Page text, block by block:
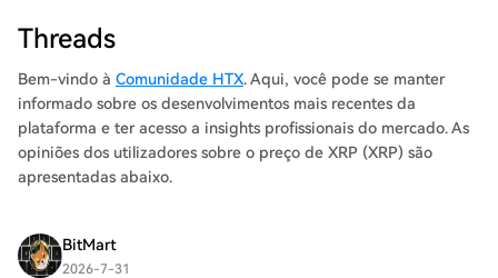
EVM-compatible applications, giving XRP
programmable functionality its native ledger wasn't
designed for. The process currently involves minting
FXRP on Flare and bridging to Ethereum, with direct
minting from the XRP Ledger to Ethereum in
development to streamline the process. FXRP's presence
in DeFi was already growing prior to this integration,
markets, liquidity pools, and yield strategies. Network
data shows active use of FXRP in DeFi protocols,
"XRP Rewards Scanner" service that uses fabricated
screenshots to claim users can reclaim unclaimed XRP.
The advisory aligns with warnings from U.S. agencies
like the FBI, FTC, and SEC about the rise in
cryptocurrency fraud involving identity spoofing and
fake investment schemes. Users are urged to never
communications through official channels, and to
scrutinize all transactions before signing.
Threads
Bem-vindo à Comunidade HTX. Aqui, você pode se manter
informado sobre os desenvolvimentos mais recentes da
plataforma e ter acesso a insights profissionais do mercado. As
opiniões dos utilizadores sobre o preço de XRP (XRP) são
apresentadas abaixo.
BitMart
2026-7-31